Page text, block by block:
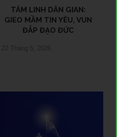
TÂM LINH DÂN GIAN:
GIEO MẦM TIN YÊU, VUN
ĐẮP ĐẠO ĐỨC
22 Tháng 5, 2026